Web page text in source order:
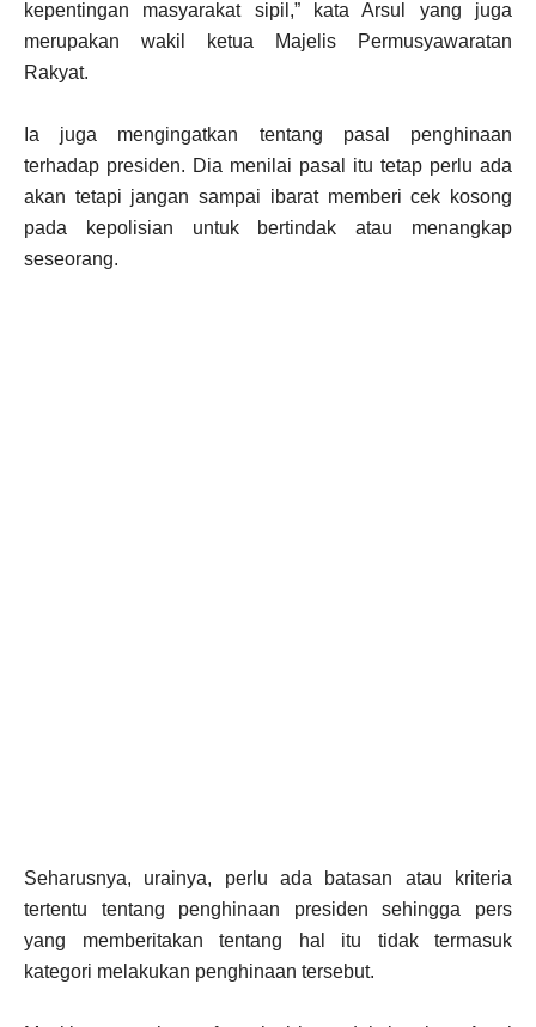
kepentingan masyarakat sipil,” kata Arsul yang juga
merupakan wakil ketua Majelis Permusyawaratan
Rakyat.
Ia juga mengingatkan tentang pasal penghinaan
terhadap presiden. Dia menilai pasal itu tetap perlu ada
akan tetapi jangan sampai ibarat memberi cek kosong
pada kepolisian untuk bertindak atau menangkap
seseorang.
Seharusnya, urainya, perlu ada batasan atau kriteria
tertentu tentang penghinaan presiden sehingga pers
yang memberitakan tentang hal itu tidak termasuk
kategori melakukan penghinaan tersebut.